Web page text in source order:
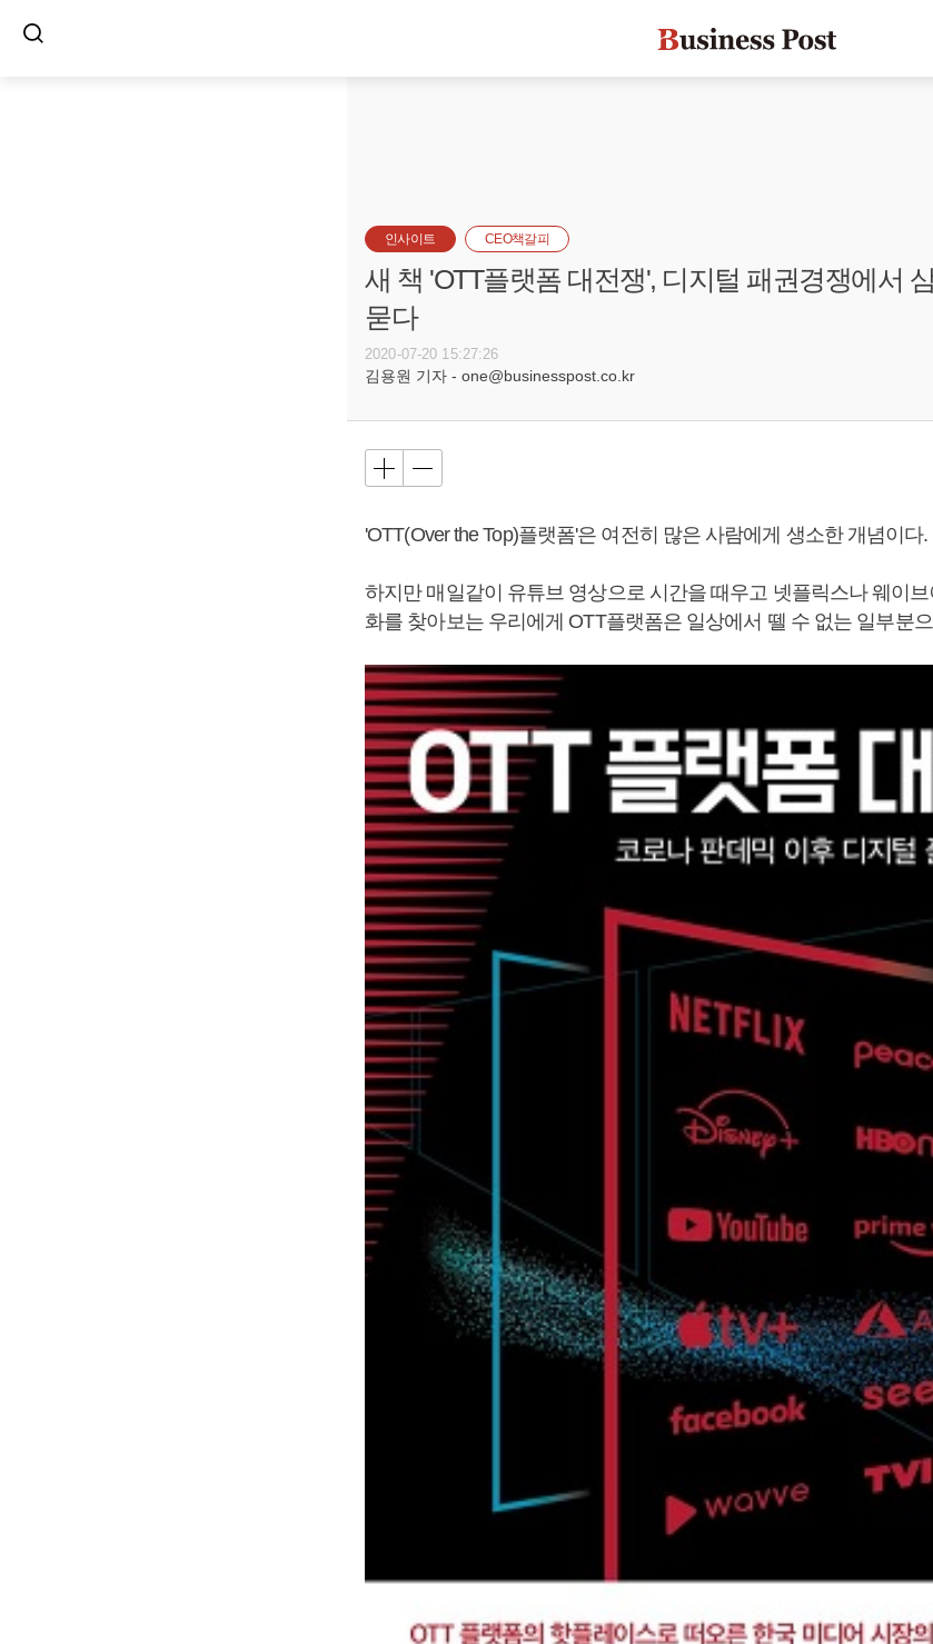
인사이트 CEO책갈피
새 책 'OTT플랫폼 대전쟁', 디지털 패권경쟁에서
묻다
2020-07-20 15:27:26
김용원 기자 - one@businesspost.co.kr
'OTT(Over the Top)플랫폼'은 여전히 많은 사람에게 생소한 개념이다.
하지만 매일같이 유튜브 영상으로 시간을 때우고 넷플릭스나 웨이
화를 찾아보는 우리에게 OTT플랫폼은 일상에서 뗄 수 없는 일부분